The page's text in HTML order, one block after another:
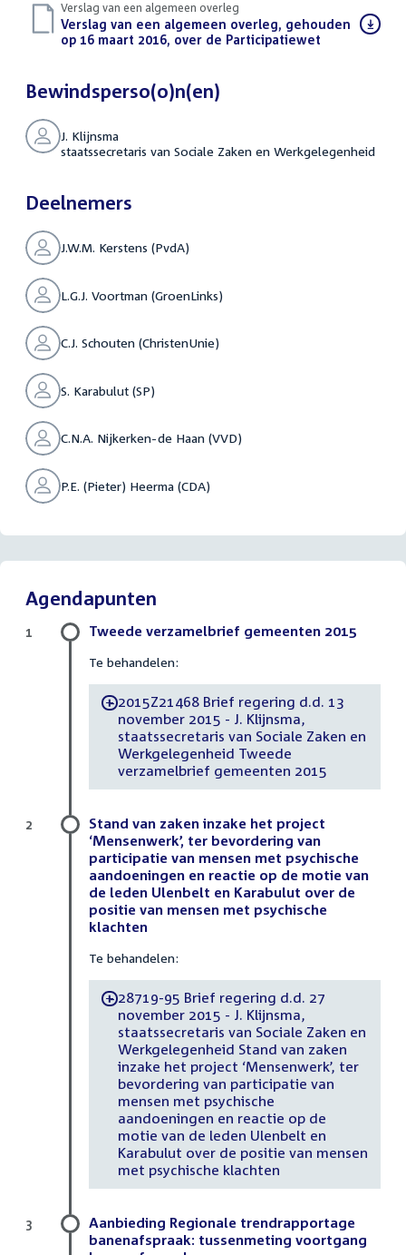
Verslag van een algemeen overleg
Download
bestand:
Verslag van een algemeen overleg, gehouden
op 16 maart 2016, over de Participatiewet
Bewindsperso(o)n(en)
J. Klijnsma
staatssecretaris van Sociale Zaken en Werkgelegenheid
Deelnemers
J.W.M. Kerstens (PvdA)
L.G.J. Voortman (GroenLinks)
C.J. Schouten (ChristenUnie)
S. Karabulut (SP)
C.N.A. Nijkerken-de Haan (VVD)
P.E. (Pieter) Heerma (CDA)
Agendapunten
Tweede verzamelbrief gemeenten 2015
Te behandelen:
-2015Z21468 Brief regering d.d. 13
november 2015 - J. Klijnsma,
staatssecretaris van Sociale Zaken en
Werkgelegenheid Tweede
verzamelbrief gemeenten 2015
1
Stand van zaken inzake het project
‘Mensenwerk’, ter bevordering van
participatie van mensen met psychische
aandoeningen en reactie op de motie van
de leden Ulenbelt en Karabulut over de
positie van mensen met psychische
klachten
Te behandelen:
-28719-95 Brief regering d.d. 27
november 2015 - J. Klijnsma,
staatssecretaris van Sociale Zaken en
Werkgelegenheid Stand van zaken
inzake het project ‘Mensenwerk’, ter
bevordering van participatie van
mensen met psychische
aandoeningen en reactie op de
motie van de leden Ulenbelt en
Karabulut over de positie van mensen
met psychische klachten
2
Aanbieding Regionale trendrapportage
banenafspraak: tussenmeting voortgang
3